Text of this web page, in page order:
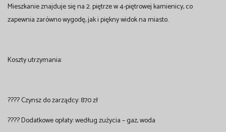
Mieszkanie znajduje się na 2. piętrze w 4-piętrowej kamienicy, co
zapewnia zarówno wygodę, jak i piękny widok na miasto.
Koszty utrzymania:
???? Czynsz do zarządcy: 870 zł
???? Dodatkowe opłaty: według zużycia – gaz, woda